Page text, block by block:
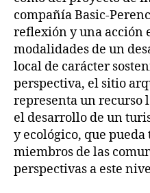
compañía Basic-
reflexión y una acción
modalidades de un
local de carácter
perspectiva, el sitio
representa un recurso
el desarrollo de un
y ecológico, que
miembros de las
perspectivas a este